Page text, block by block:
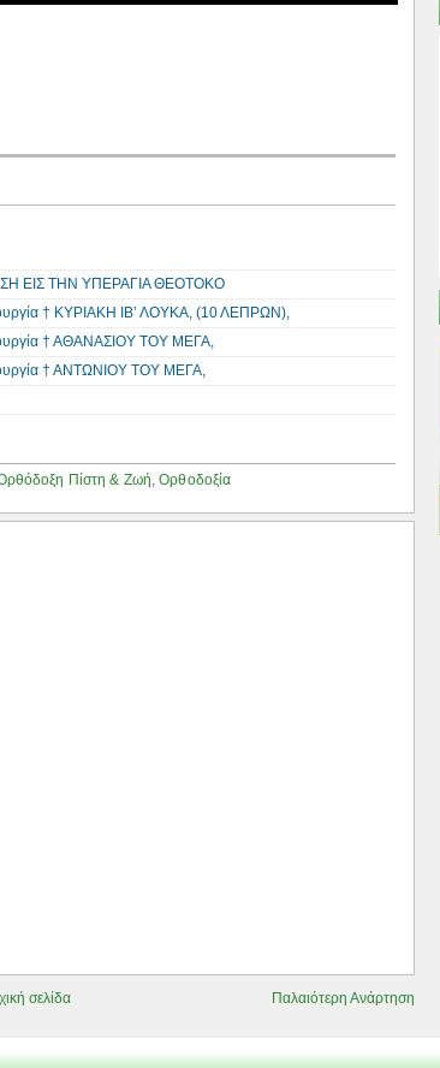
ΕΙΣ ΤΗΝ ΥΠΕΡΑΓΙΑ ΘΕΟΤΟΚΟ
† ΚΥΡΙΑΚΗ ΙΒ’ ΛΟΥΚΑ, (10 ΛΕΠΡΩΝ),
† ΑΘΑΝΑΣΙΟΥ ΤΟΥ ΜΕΓΑ,
† ΑΝΤΩΝΙΟΥ ΤΟΥ ΜΕΓΑ,
Πίστη & Ζωή ,Ορθοδοξία
Παλαιότερη Ανάρτηση
σελίδα